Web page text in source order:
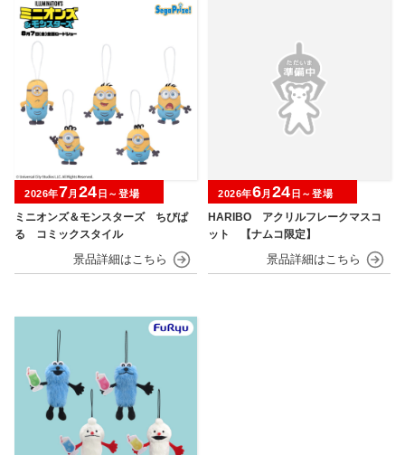
ミニオンズ＆モンスターズ ちびぱ
る コミックスタイル
2026年7月 24 日～登場
HARIBO アクリルフレークマスコ
ット 【ナムコ限定】
2026年6月 24 日～登場